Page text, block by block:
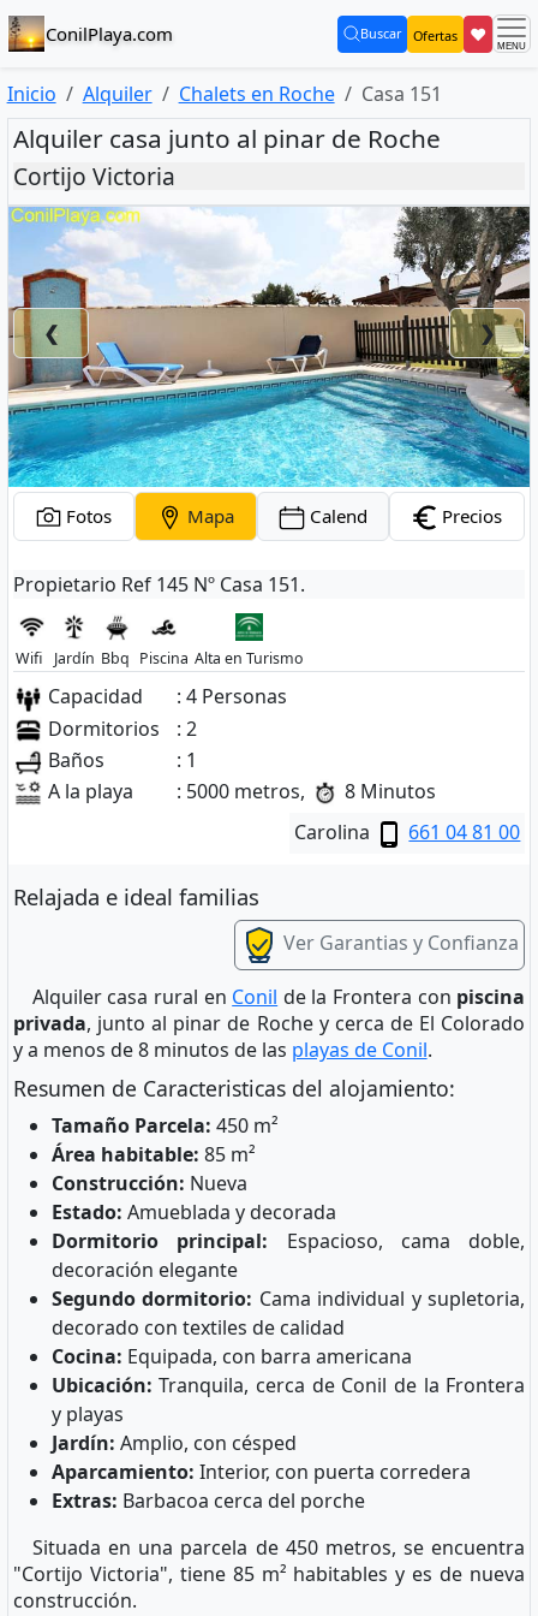
ConilPlaya.com Buscar
(current) Ofertas ❤
Inicio Alquiler Chalets en Roche Casa 151
Alquiler casa junto al pinar de Roche
Cortijo Victoria
❮ ❯
Fotos Mapa Calend Precios
Propietario Ref 145 Nº Casa 151.
Wifi Jardín Bbq Piscina Alta en Turismo
Capacidad
: 4 Personas
Dormitorios
: 2
Baños
: 1
A la playa
: 5000 metros,
8 Minutos
Carolina
661 04 81 00
Relajada e ideal familias
Ver Garantias y Confianza
Alquiler casa rural en Conil de la Frontera con piscina
privada, junto al pinar de Roche y cerca de El Colorado
y a menos de 8 minutos de las playas de Conil.
Resumen de Caracteristicas del alojamiento:
Tamaño Parcela: 450 m²
Área habitable: 85 m²
Construcción: Nueva
Estado: Amueblada y decorada
Dormitorio principal: Espacioso, cama doble,
decoración elegante
Segundo dormitorio: Cama individual y supletoria,
decorado con textiles de calidad
Cocina: Equipada, con barra americana
Ubicación: Tranquila, cerca de Conil de la Frontera
y playas
Jardín: Amplio, con césped
Aparcamiento: Interior, con puerta corredera
Extras: Barbacoa cerca del porche
Situada en una parcela de 450 metros, se encuentra
"Cortijo Victoria", tiene 85 m² habitables y es de nueva
construcción.